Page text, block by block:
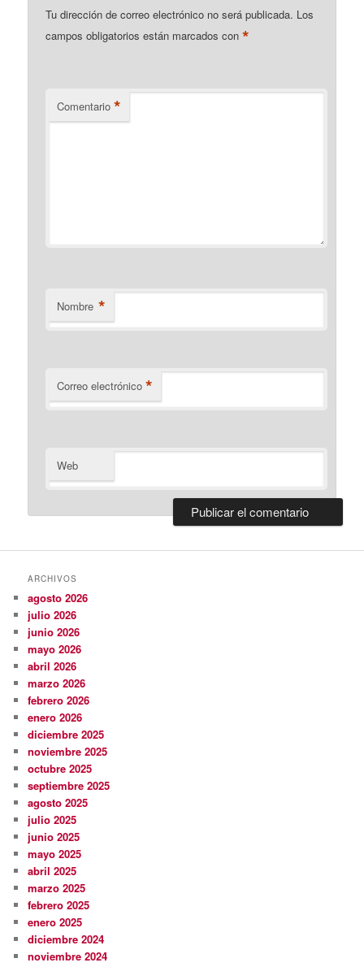
Tu dirección de correo electrónico no será publicada. Los
campos obligatorios están marcados con*
Comentario *
Nombre *
Correo electrónico *
Web
ARCHIVOS
agosto 2026
julio 2026
junio 2026
mayo 2026
abril 2026
marzo 2026
febrero 2026
enero 2026
diciembre 2025
noviembre 2025
octubre 2025
septiembre 2025
agosto 2025
julio 2025
junio 2025
mayo 2025
abril 2025
marzo 2025
febrero 2025
enero 2025
diciembre 2024
noviembre 2024